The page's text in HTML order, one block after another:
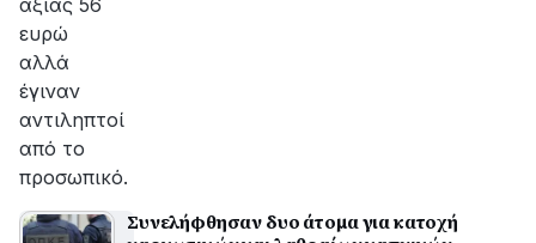
αξίας 56
ευρώ
αλλά
έγιναν
αντιληπτοί
από το
προσωπικό.
Συνελήφθησαν δυο άτομα για κατοχή